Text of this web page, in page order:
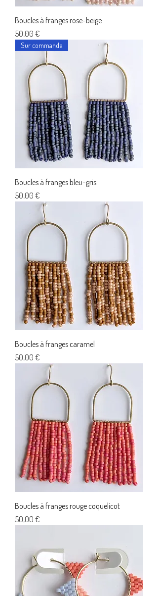
Boucles à franges rose-beige
Prix
50,00 €
Sur commande
Boucles à franges bleu-gris
Prix
50,00 €
Boucles à franges caramel
Prix
50,00 €
Boucles à franges rouge coquelicot
Prix
50,00 €